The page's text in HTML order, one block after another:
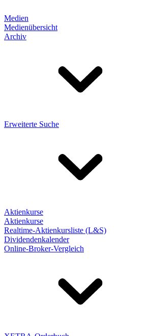
Medien
Medienübersicht
Archiv
Erweiterte Suche
Aktienkurse
Aktienkurse
Realtime-Aktienkursliste (L&S)
Dividendenkalender
Online-Broker-Vergleich